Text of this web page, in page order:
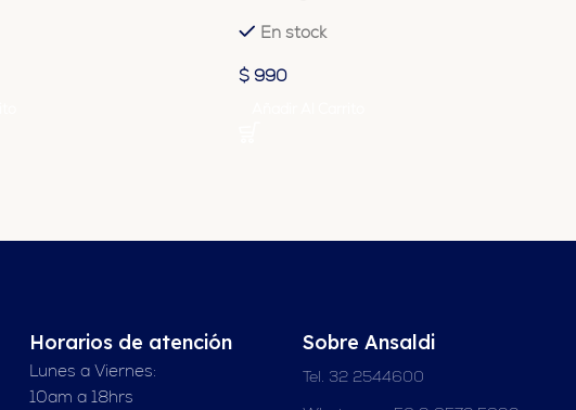
En stock
$ 990
Horarios de atención
Lunes a Viernes:
10am a 18hrs
Sobre Ansaldi
Tel. 32 2544600